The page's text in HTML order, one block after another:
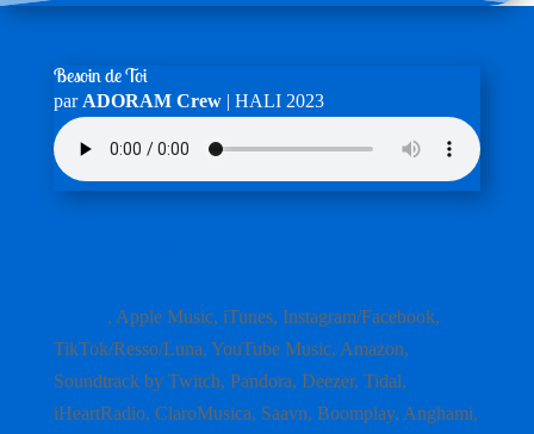
Besoin de Toi
par ADORAM Crew| HALI 2023
, Apple Music, iTunes, Instagram/Facebook,
TikTok/Resso/Luna, YouTube Music, Amazon,
Soundtrack by Twitch, Pandora, Deezer, Tidal,
iHeartRadio, ClaroMusica, Saavn, Boomplay, Anghami,